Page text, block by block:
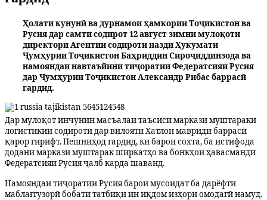
Ҳолати кунунӣ ва дурнамои ҳамкории Тоҷикистон ва
Русия дар самти содирот 12 август зимни мулоқоти
директори Агентии содироти назди Ҳукумати
Ҷумҳурии Тоҷикистон Баҳриддин Сироҷиддинзода ва
намояндаи навтаъйини тиҷоратии Федератсияи Русия
дар Ҷумҳурии Тоҷикистон Александр Рибас баррасӣ
гардид.
Дар мулоқот инчунин масъалаи таъсиси маркази муштараки
логистикии содиротӣ дар вилояти Хатлон мавриди баррасӣ
қарор гирифт. Пешниҳод гардид, ки барои сохта, ба истифода
додани маркази муштарак ширкатҳо ва бонкҳои ҳавасманди
Федератсияи Русия ҷалб карда шаванд.
Намояндаи тиҷоратии Русия барои мусоидат ба дарёфти
маблағгузорӣ бобати татбиқи ин иқдом изҳори омодагӣ намуд.